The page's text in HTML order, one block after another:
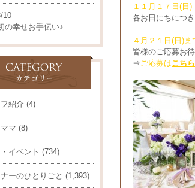
10
の幸せお手伝い♪
紹介 (4)
マ (8)
イベント (734)
ーのひとりごと (1,393)
１１月１７日(日)
各お日にちにつ
４月２１日(日)
皆様のご応募お
⇒ご応募はこちら